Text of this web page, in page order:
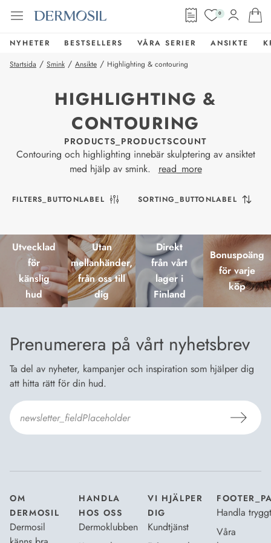
0
NYHETER BESTSELLERS VÅRA SERIER ANSIKTE
Startsida / Smink / Ansikte / Highlighting & contouring
HIGHLIGHTING &
CONTOURING
PRODUCTS_PRODUCTSCOUNT
Contouring och highlighting innebär skulptering av ansiktet
med hjälp av smink.
read_more
FILTERS_BUTTONLABEL SORTING_BUTTONLABEL
Utvecklad
för
känslig
hud
Utan
mellanhänder,
från oss till
dig
Direkt
från vårt
lager i
Finland
Bonuspoäng
för varje
köp
Prenumerera på vårt nyhetsbrev
Ta del av nyheter, kampanjer och inspiration som hjälper dig
att hitta rätt för din hud.
OM
DERMOSIL
Dermosil
HANDLA
HOS OSS
Dermoklubben
VI HJÄLPER
DIG
Kundtjänst
Handla tryggt
Våra